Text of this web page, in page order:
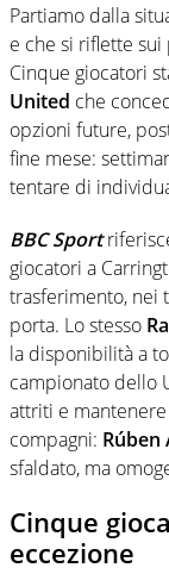
Partiamo dalla
e che si riflette
Cinque giocatori
United che
opzioni future,
fine mese:
tentare di
BBC Sport
giocatori a
trasferimento, nei
porta. Lo stesso
la disponibilità a
campionato dello
attriti e
compagni: Rúben
sfaldato, ma
Cinque
eccezione